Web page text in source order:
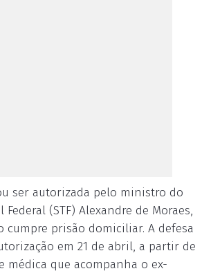
ser autorizada pelo ministro do
(STF) Alexandre de Moraes,
cumpre prisão domiciliar. A defesa
em 21 de abril, a partir de
médica que acompanha o ex-